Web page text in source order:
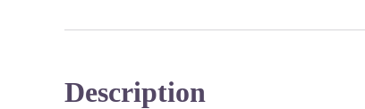
Description